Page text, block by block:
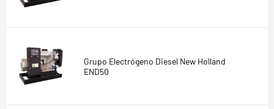
Grupo Electrógeno Diesel New Holland
END50